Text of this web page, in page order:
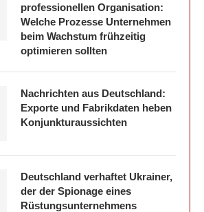
professionellen Organisation:
Welche Prozesse Unternehmen
beim Wachstum frühzeitig
optimieren sollten
Nachrichten aus Deutschland:
Exporte und Fabrikdaten heben
Konjunkturaussichten
Deutschland verhaftet Ukrainer,
der der Spionage eines
Rüstungsunternehmens